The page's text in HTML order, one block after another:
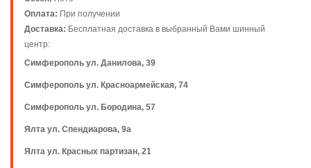
Оплата: При получении
Доставка: Бесплатная доставка в выбранный Вами шинный
центр:
Симферополь ул. Данилова, 39
Симферополь ул. Красноармейская, 74
Симферополь ул. Бородина, 57
Ялта ул. Спендиарова, 9а
Ялта ул. Красных партизан, 21